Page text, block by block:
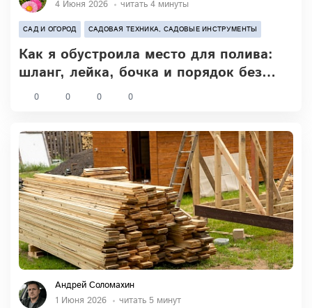
4 Июня 2026 читать 4 минуты
САД И ОГОРОД САДОВАЯ ТЕХНИКА, САДОВЫЕ ИНСТРУМЕНТЫ
Как я обустроила место для полива:
шланг, лейка, бочка и порядок без
сарайного хаоса
0 0 0
0
Андрей Соломахин
1 Июня 2026
читать 5 минут